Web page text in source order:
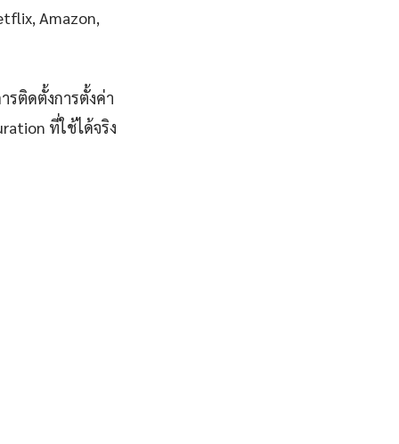
Amazon,
รติดตั้งการตั้งค่า
ที่ใช้ได้จริง